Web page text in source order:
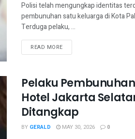
Polisi telah mengungkap identitas
pembunuhan satu keluarga di Kota
Terduga pelaku, ...
READ MORE
Pelaku
Hotel Jakarta
Ditangkap
BY GERALD MAY 30, 2026 0